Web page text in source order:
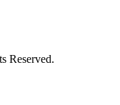
Reserved.